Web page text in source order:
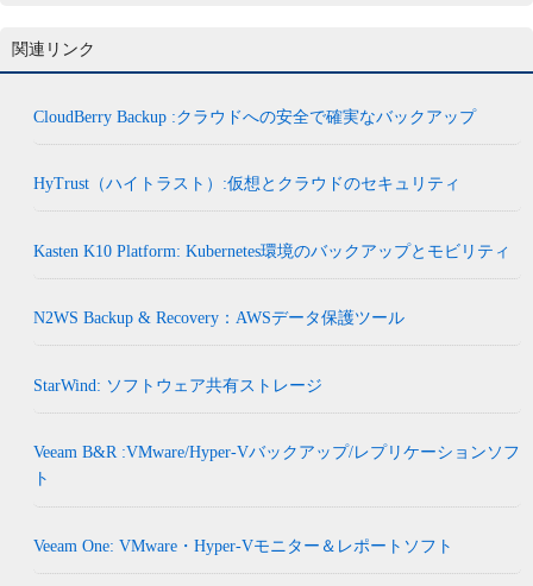
関連リンク
CloudBerry Backup :クラウドへの安全で確実なバックアップ
HyTrust（ハイトラスト）:仮想とクラウドのセキュリティ
Kasten K10 Platform: Kubernetes環境のバックアップとモビリティ
N2WS Backup & Recovery：AWSデータ保護ツール
StarWind: ソフトウェア共有ストレージ
Veeam B&R :VMware/Hyper-Vバックアップ/レプリケーションソフ
ト
Veeam One: VMware・Hyper-Vモニター＆レポートソフト